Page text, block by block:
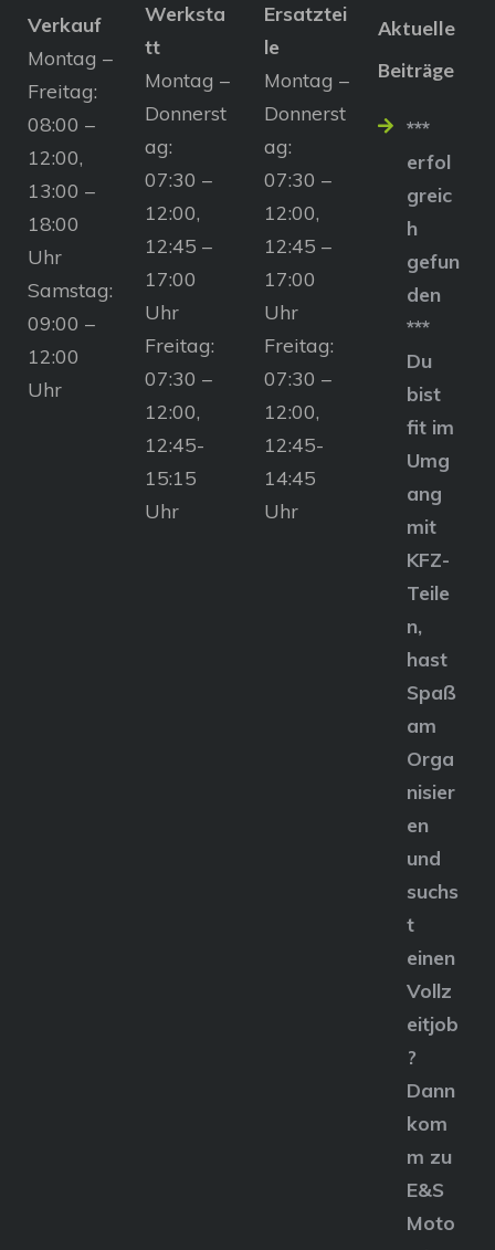
Verkauf
Montag –
Freitag:
08:00 –
12:00,
13:00 –
18:00
Uhr
Samstag:
09:00 –
12:00
Uhr
Werksta
tt
Montag –
Donnerst
ag:
07:30 –
12:00,
12:45 –
17:00
Uhr
Freitag:
07:30 –
12:00,
12:45-
15:15
Uhr
Ersatztei
le
Montag –
Donnerst
ag:
07:30 –
12:00,
12:45 –
17:00
Uhr
Freitag:
07:30 –
12:00,
12:45-
14:45
Uhr
Aktuelle
Beiträge
***
erfol
greic
h
gefun
den
***
Du
bist
fit im
Umg
ang
mit
KFZ-
Teile
n,
hast
Spaß
am
Orga
nisier
en
und
suchs
t
einen
Vollz
eitjob
?
Dann
kom
m zu
E&S
Moto